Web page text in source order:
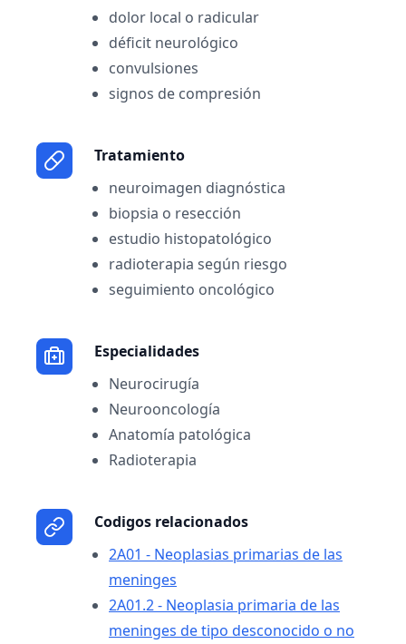
dolor local o radicular
déficit neurológico
convulsiones
signos de compresión
Tratamiento
neuroimagen diagnóstica
biopsia o resección
estudio histopatológico
radioterapia según riesgo
seguimiento oncológico
Especialidades
Neurocirugía
Neurooncología
Anatomía patológica
Radioterapia
Codigos relacionados
2A01 - Neoplasias primarias de las
meninges
2A01.2 - Neoplasia primaria de las
meninges de tipo desconocido o no